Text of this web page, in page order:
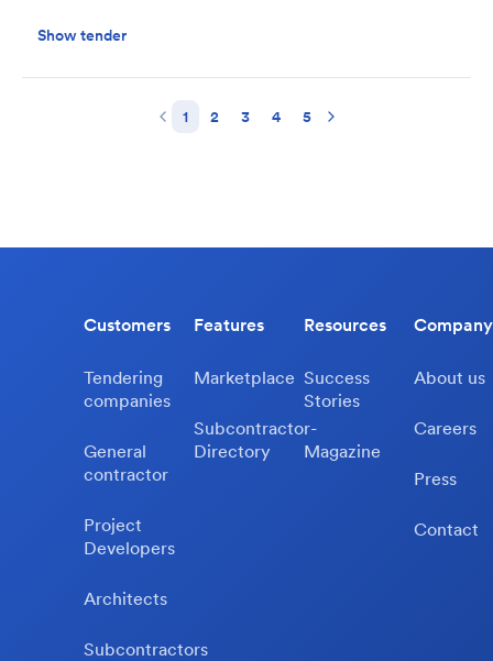
Show tender
1 2 3 4 5
Customers
Tendering
companies
General
contractor
Project
Developers
Architects
Subcontractors
Features
Marketplace
Subcontractor-
Directory
Resources
Success
Stories
Magazine
Company
About us
Careers
Press
Contact